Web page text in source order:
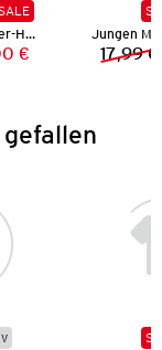
Jungen Seersucker-Hemd
Preis:
Preis:
€
Jungen
17,99 €